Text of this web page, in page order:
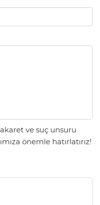
ve suç unsuru
önemle hatırlatırız!